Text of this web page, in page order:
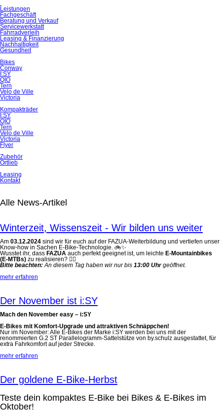
Navigation
überspringen
Leistungen
Fachgeschäft
Beratung und Verkauf
Servicewerkstatt
Fahrradverleih
Leasing & Finanzierung
Nachhaltigkeit
Gesundheit
Bikes
Conway
I:SY
QIO
Tern
Velo de Ville
Victoria
Kompakträder
I:SY
QIO
Tern
Velo de Ville
Victoria
Flyer
Zubehör
Ortlieb
Leasing
Kontakt
Alle News-Artikel
Winterzeit, Wissenszeit - Wir bilden uns weiter
Am 03.12.2024 sind wir für euch auf der FAZUA-Weiterbildung und vertiefen unser
Know-how in Sachen E-Bike-Technologie. 🚲✨
Wusstet ihr, dass FAZUA auch perfekt geeignet ist, um leichte E-Mountainbikes
(E-MTBs) zu realisieren? 🚵‍♀️
Bitte beachten:An diesem Tag haben wir nur bis 13:00 Uhrgeöffnet.
mehr erfahren
Der November ist i:SY
Mach den November easy – i:SY
E-Bikes mit Komfort-Upgrade und attraktiven Schnäppchen!
Nur im November: Alle E-Bikes der Marke i:SY werden bei uns mit der
renommierten G.2 ST Parallelogramm-Sattelstütze von by.schulz ausgestattet, für
extra Fahrkomfort auf jeder Strecke.
mehr erfahren
Der goldene E-Bike-Herbst
Teste dein kompaktes E-Bike bei Bikes & E-Bikes im
Oktober!